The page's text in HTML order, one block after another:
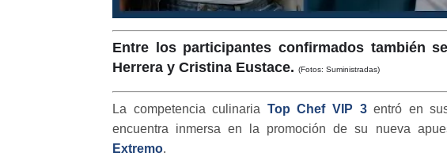
Entre los participantes confirmados también
Herrera y Cristina Eustace. (Fotos: Suministradas)
La competencia culinaria Top Chef VIP 3entró en
encuentra inmersa en la promoción de su nueva
Extremo.